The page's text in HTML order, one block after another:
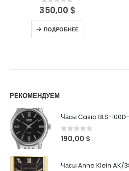
0out of 5
350,00 $
ПОДРОБНЕЕ
РЕКОМЕНДУЕМ
Часы Casio BLS-
0out of 5
190,00 $
Часы Anne Klein AK/